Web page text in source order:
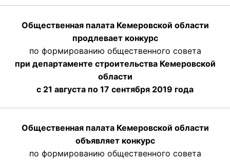
Общественная палата Кемеровской области
продлевает конкурс
по формированию общественного совета
при департаменте строительства Кемеровской
области
с 21 августа по 17 сентября 2019 года
Общественная палата Кемеровской области
объявляет конкурс
по формированию общественного совета